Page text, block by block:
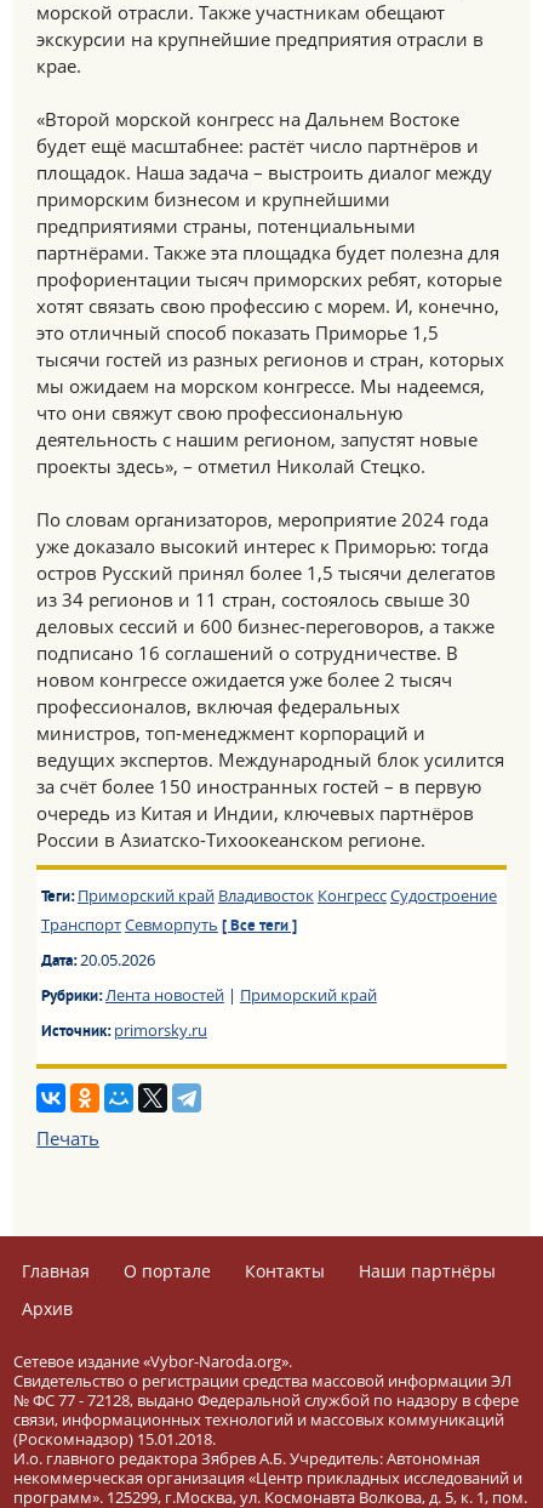
морской отрасли. Также участникам обещают
экскурсии на крупнейшие предприятия отрасли в
крае.
«Второй морской конгресс на Дальнем Востоке
будет ещё масштабнее: растёт число партнёров и
площадок. Наша задача – выстроить диалог между
приморским бизнесом и крупнейшими
предприятиями страны, потенциальными
партнёрами. Также эта площадка будет полезна для
профориентации тысяч приморских ребят, которые
хотят связать свою профессию с морем. И, конечно,
это отличный способ показать Приморье 1,5
тысячи гостей из разных регионов и стран, которых
мы ожидаем на морском конгрессе. Мы надеемся,
что они свяжут свою профессиональную
деятельность с нашим регионом, запустят новые
проекты здесь», – отметил Николай Стецко.
По словам организаторов, мероприятие 2024 года
уже доказало высокий интерес к Приморью: тогда
остров Русский принял более 1,5 тысячи делегатов
из 34 регионов и 11 стран, состоялось свыше 30
деловых сессий и 600 бизнес-переговоров, а также
подписано 16 соглашений о сотрудничестве. В
новом конгрессе ожидается уже более 2 тысяч
профессионалов, включая федеральных
министров, топ-менеджмент корпораций и
ведущих экспертов. Международный блок усилится
за счёт более 150 иностранных гостей – в первую
очередь из Китая и Индии, ключевых партнёров
России в Азиатско-Тихоокеанском регионе.
Теги: Приморский край Владивосток КонгрессСудостроение
ТранспортСевморпуть [ Все теги ]
Дата:20.05.2026
Рубрики:Лента новостей| Приморский край
Источник:primorsky.ru
Печать
Главная О портале Контакты
Наши партнёры
Архив
Сетевое издание «Vybor-Naroda.org».
Свидетельство о регистрации средства массовой информации ЭЛ
№ ФС 77 - 72128, выдано Федеральной службой по надзору в сфере
связи, информационных технологий и массовых коммуникаций
(Роскомнадзор) 15.01.2018.
И.о. главного редактора Зябрев А.Б. Учредитель: Автономная
некоммерческая организация «Центр прикладных исследований и
программ». 125299, г.Москва, ул. Космонавта Волкова, д. 5, к. 1, пом.